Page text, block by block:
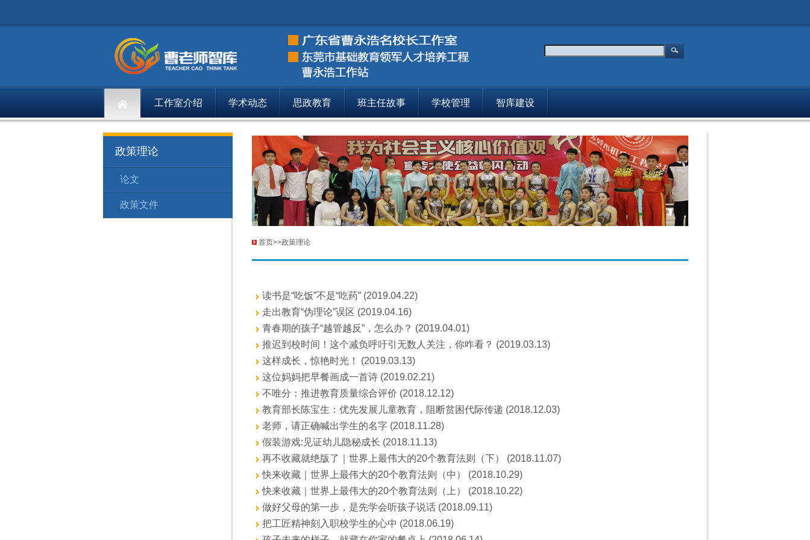
工作室介绍 学术动态 思政教育 班主任故事 学校管理 智库建设
政策理论
论文 153 政策理论 论文
政策文件 154 政策理论 政策文件
首页>>政策理论
读书是“吃饭”不是“吃药” (2019.04.22)
走出教育“伪理论”误区 (2019.04.16)
青春期的孩子“越管越反”，怎么办？ (2019.04.01)
推迟到校时间！这个减负呼吁引无数人关注，你咋看？ (2019.03.13)
这样成长，惊艳时光！ (2019.03.13)
这位妈妈把早餐画成一首诗 (2019.02.21)
不唯分：推进教育质量综合评价 (2018.12.12)
教育部长陈宝生：优先发展儿童教育，阻断贫困代际传递 (2018.12.03)
老师，请正确喊出学生的名字 (2018.11.28)
假装游戏:见证幼儿隐秘成长 (2018.11.13)
再不收藏就绝版了｜世界上最伟大的20个教育法则（下） (2018.11.07)
快来收藏｜世界上最伟大的20个教育法则（中） (2018.10.29)
快来收藏｜世界上最伟大的20个教育法则（上） (2018.10.22)
做好父母的第一步，是先学会听孩子说话 (2018.09.11)
把工匠精神刻入职校学生的心中 (2018.06.19)